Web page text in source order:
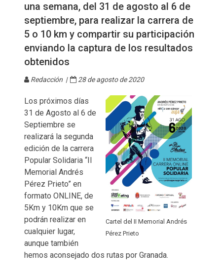
una semana, del 31 de agosto al 6 de
septiembre, para realizar la carrera de
5 o 10 km y compartir su participación
enviando la captura de los resultados
obtenidos
Redacción | 28 de agosto de 2020
Cartel del II Memorial Andrés
Pérez Prieto
Los próximos días
31 de Agosto al 6 de
Septiembre se
realizará la segunda
edición de la carrera
Popular Solidaria “II
Memorial Andrés
Pérez Prieto” en
formato ONLINE, de
5Km y 10Km que se
podrán realizar en
cualquier lugar,
aunque también
hemos aconsejado dos rutas por Granada.